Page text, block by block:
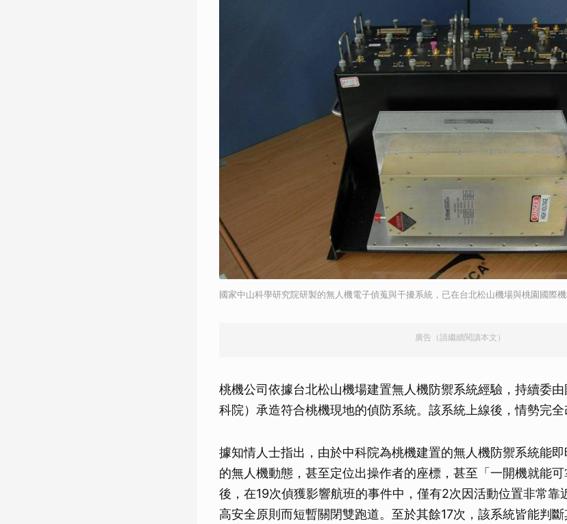
國家中山科學研究院研製的無人機電子偵蒐與干擾系統，已在台北松山機場與桃園國際
廣告（請繼續閱讀本文）
桃機公司依據台北松山機場建置無人機防禦系統經驗，持續委
科院）承造符合桃機現地的偵防系統。該系統上線後，情勢完全
據知情人士指出，由於中科院為桃機建置的無人機防禦系統能
的無人機動態，甚至定位出操作者的座標，甚至「一開機就能
後，在19次偵獲影響航班的事件中，僅有2次因活動位置非常靠
高安全原則而短暫關閉雙跑道。至於其餘17次，該系統皆能判